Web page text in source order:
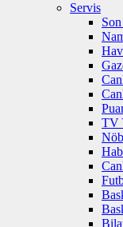
Servis
TV